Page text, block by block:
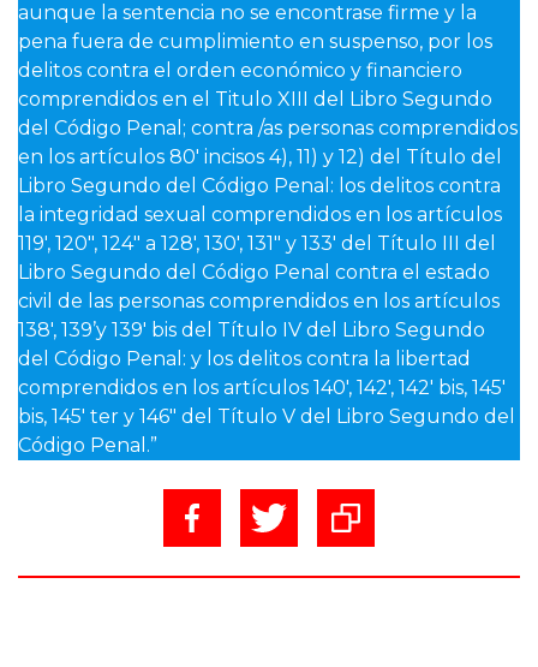
aunque la sentencia no se encontrase firme y la
pena fuera de cumplimiento en suspenso, por los
delitos contra el orden económico y financiero
comprendidos en el Titulo XIII del Libro Segundo
del Código Penal; contra /as personas comprendidos
en los artículos 80′ incisos 4), 11) y 12) del Título del
Libro Segundo del Código Penal: los delitos contra
la integridad sexual comprendidos en los artículos
119′, 120″, 124″ a 128′, 130′, 131″ y 133′ del Título III del
Libro Segundo del Código Penal contra el estado
civil de las personas comprendidos en los artículos
138′, 139’y 139′ bis del Título IV del Libro Segundo
del Código Penal: y los delitos contra la libertad
comprendidos en los artículos 140′, 142′, 142′ bis, 145′
bis, 145′ ter y 146″ del Título V del Libro Segundo del
Código Penal.”